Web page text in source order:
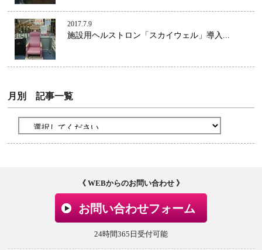
2017.7.9
施設用ヘルストロン「スカイウェル」導入...
月別 記事一覧
《 WEBからのお問い合わせ 》
お問い合わせフォーム
24時間365日受付可能